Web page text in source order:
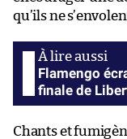
qu’ils ne
Flamengo
finale de
Chants et